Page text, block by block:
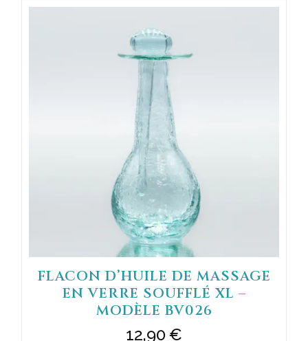
FLACON D’HUILE DE MASSAGE
EN VERRE SOUFFLÉ XL –
MODÈLE BV026
12,90€